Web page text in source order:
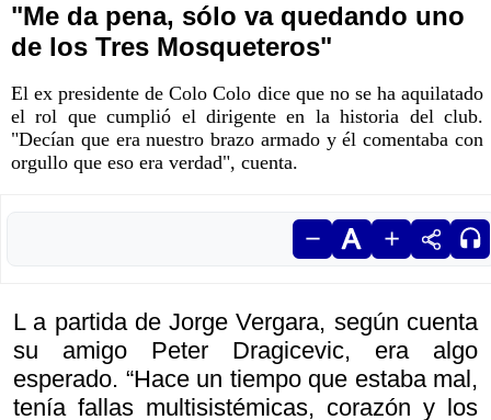
"Me da pena, sólo va quedando uno
de los Tres Mosqueteros"
El ex presidente de Colo Colo dice que no se ha aquilatado
el rol que cumplió el dirigente en la historia del club.
"Decían que era nuestro brazo armado y él comentaba con
orgullo que eso era verdad", cuenta.
L a partida de Jorge Vergara, según cuenta
su amigo Peter Dragicevic, era algo
esperado. “Hace un tiempo que estaba mal,
tenía fallas multisistémicas, corazón y los